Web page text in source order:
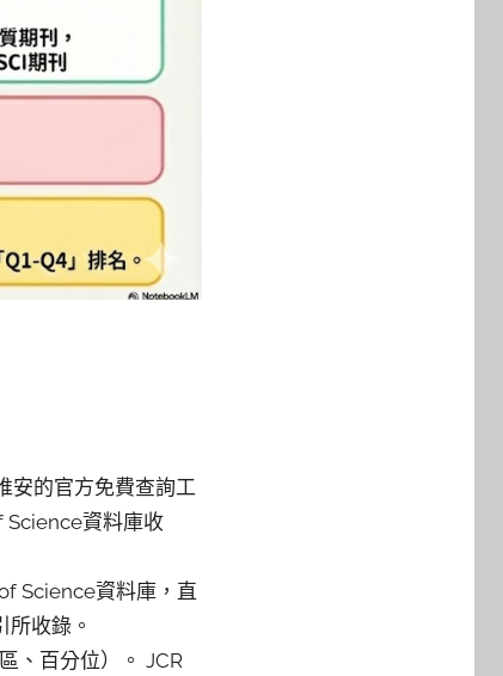
安的官方免費查詢工
Science資料庫收
Science資料庫，直
收錄。
、百分位）。 JCR